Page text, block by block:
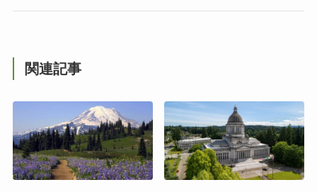
関連記事